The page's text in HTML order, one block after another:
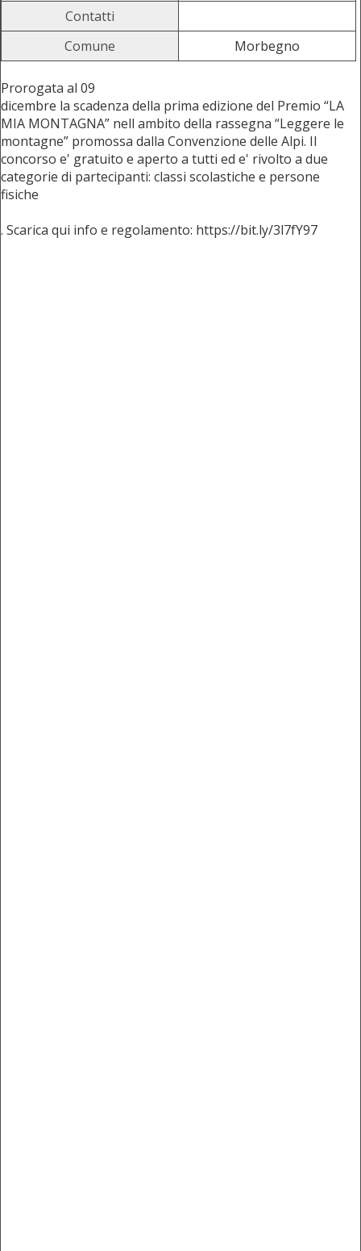
Contatti
Comune
Morbegno
Prorogata al 09
dicembre la scadenza della prima edizione del Premio “LA
MIA MONTAGNA” nell ambito della rassegna “Leggere le
montagne” promossa dalla Convenzione delle Alpi. Il
concorso e' gratuito e aperto a tutti ed e' rivolto a due
categorie di partecipanti: classi scolastiche e persone
fisiche
. Scarica qui info e regolamento: https://bit.ly/3l7fY97